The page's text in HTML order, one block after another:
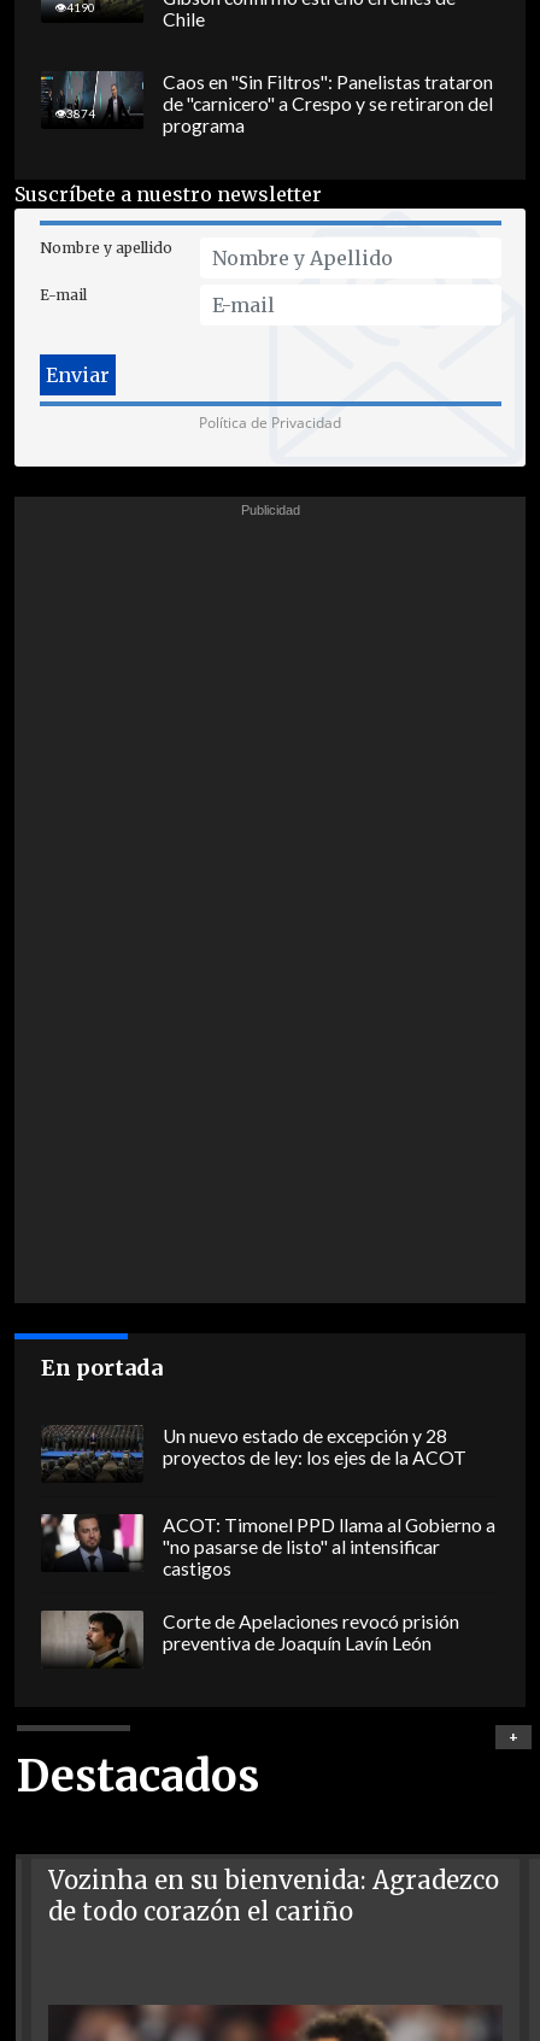
4190
Chile
3874
Caos en "Sin Filtros": Panelistas trataron
de "carnicero" a Crespo y se retiraron del
programa
Suscríbete a nuestro newsletter
Nombre y apellido
E-mail
Política de Privacidad
En portada
Un nuevo estado de excepción y 28
proyectos de ley: los ejes de la ACOT
ACOT: Timonel PPD llama al Gobierno a
"no pasarse de listo" al intensificar
castigos
Corte de Apelaciones revocó prisión
preventiva de Joaquín Lavín León
Destacados
+
Vozinha en su bienvenida: Agradezco
de todo corazón el cariño